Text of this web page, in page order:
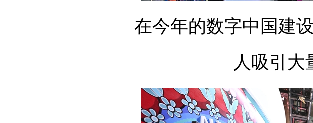
在今年的数字中国建
人吸引大